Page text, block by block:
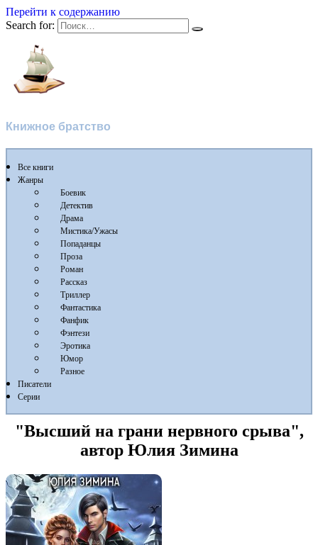
Перейти к содержанию
Search for:
Книжное братство
Все книги
Жанры
Боевик
Детектив
Драма
Мистика/Ужасы
Попаданцы
Проза
Роман
Рассказ
Триллер
Фантастика
Фанфик
Фэнтези
Эротика
Юмор
Разное
Писатели
Серии
"Высший на грани нервного срыва",
автор Юлия Зимина